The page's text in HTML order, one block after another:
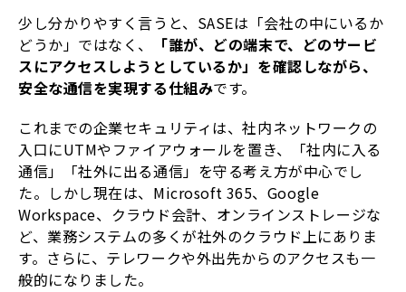
少し分かりやすく言うと、SASEは「会社の中にいるか
どうか」ではなく、
「誰が、どの端末で、どのサービ
スにアクセスしようとしているか」を確認しながら、
安全な通信を実現する仕組みです。
これまでの企業セキュリティは、社内ネットワークの
入口にUTMやファイアウォールを置き、「社内に入る
通信」「社外に出る通信」を守る考え方が中心でし
た。しかし現在は、Microsoft 365、Google
Workspace、クラウド会計、オンラインストレージな
ど、業務システムの多くが社外のクラウド上にありま
す。さらに、テレワークや外出先からのアクセスも一
般的になりました。